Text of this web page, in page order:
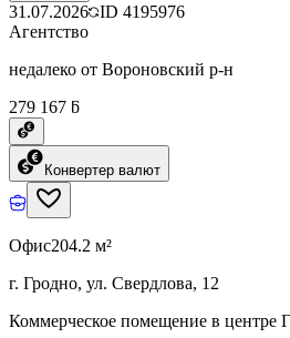
31.07.2026 ID 4195976
Агентство
недалеко от Вороновский р-н
279 167 ƃ
Конвертер валют
Офис204.2 м²
г. Гродно, ул. Свердлова, 12
Коммерческое помещение в центре